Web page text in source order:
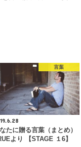
言葉
たに贈る言葉（まとめ）
より 【STAGE １6】